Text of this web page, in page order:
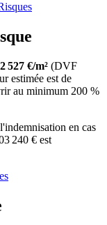
2 527 €/m² (DVF
estimée est de
au minimum 200 %
en cas
240 € est